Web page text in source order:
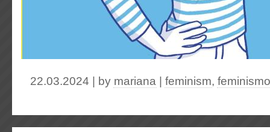
22.03.2024 | by mariana feminism, feminismo